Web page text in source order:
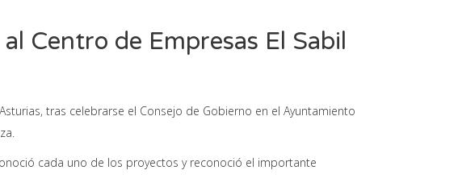
Centro de Empresas El Sabil
tras celebrarse el Consejo de Gobierno en el Ayuntamiento
cada uno de los proyectos y reconoció el importante